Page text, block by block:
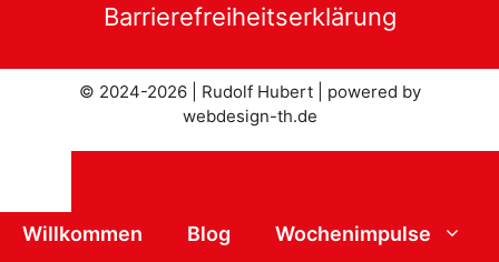
Barrierefreiheitserklärung
© 2024-2026 | Rudolf Hubert | powered by
webdesign-th.de
Schließen
Willkommen Blog
Wochenimpulse